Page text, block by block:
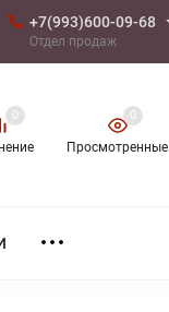
+7(993)600-09-68
Отдел продаж
0
Просмотренные
0